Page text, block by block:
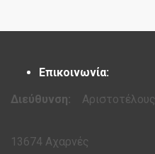
t
n
a
Επικοινωνία:
Διεύθυνση:
13674 Αχαρνές